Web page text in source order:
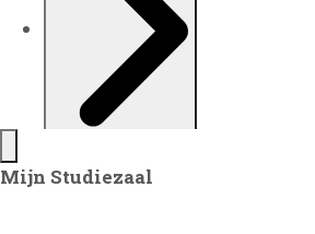
Mijn Studiezaal